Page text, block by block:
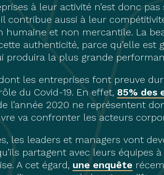
à leur activité n’est donc
contribue aussi à leur
humaine et non mercantile. La
authenticité, parce qu’elle est
produira la plus grande
les entreprises font preuve
du Covid-19. En effet, 85% des
l’année 2020 ne représentent
va confronter les acteurs
les leaders et managers vont
partagent avec leurs équipes
A cet égard, une enquête